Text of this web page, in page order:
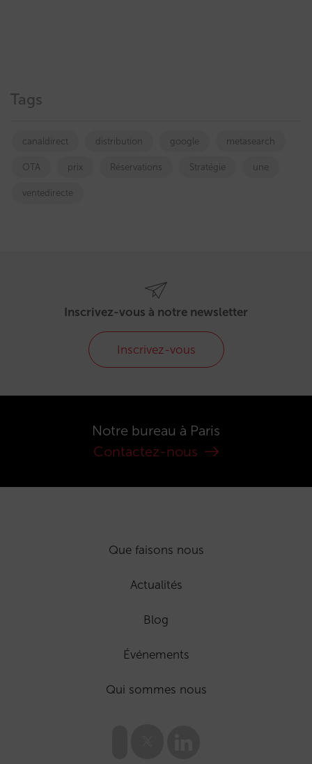
Tags
canaldirect distribution google metasearch
OTA prix Réservations Stratégie une
ventedirecte
Inscrivez-vous à notre newsletter
Inscrivez-vous
Notre bureau à Paris
Contactez-nous
Que faisons nous
Actualités
Blog
Événements
Qui sommes nous